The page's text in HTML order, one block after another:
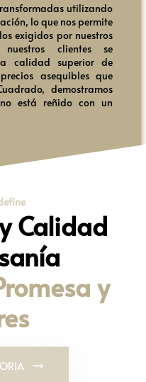
utilizando
lo que nos permite
exigidos por nuestros
nuestros clientes se
calidad superior de
asequibles que
demostramos
está reñido con un
Calidad
y